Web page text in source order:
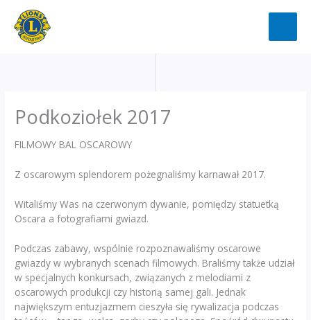
Przejdź
treści
Podkoziołek 2017
FILMOWY BAL OSCAROWY
Z oscarowym splendorem pożegnaliśmy karnawał 2017.
Witaliśmy Was na czerwonym dywanie, pomiędzy statuetką
Oscara a fotografiami gwiazd.
Podczas zabawy, wspólnie rozpoznawaliśmy oscarowe
gwiazdy w wybranych scenach filmowych. Braliśmy także udział
w specjalnych konkursach, związanych z melodiami z
oscarowych produkcji czy historią samej gali. Jednak
największym entuzjazmem cieszyła się rywalizacja podczas